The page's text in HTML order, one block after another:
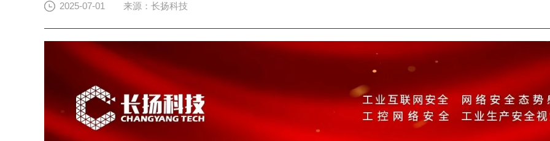
2025-07-01 来源：长扬科技